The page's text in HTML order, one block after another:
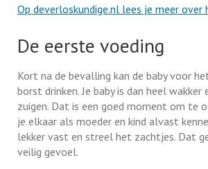
Op deverloskundige.nl lees je meer over
De eerste voeding
Kort na de bevalling kan de baby voor
borst drinken. Je baby is dan heel wakker
zuigen. Dat is een goed moment om te
je elkaar als moeder en kind alvast
lekker vast en streel het zachtjes. Dat
veilig gevoel.